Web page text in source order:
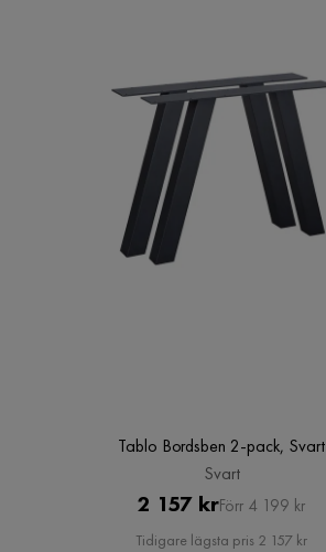
Tablo Bordsben 2-pack, Svart
Svart
Pris
2 157 krOriginal
Pris
Förr 4 199 kr
Tidigare lägsta pris 2 157 kr